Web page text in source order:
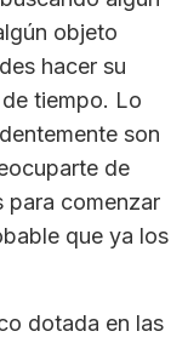
objeto
hacer su
tiempo. Lo
son
de
para comenzar
que ya los
dotada en las